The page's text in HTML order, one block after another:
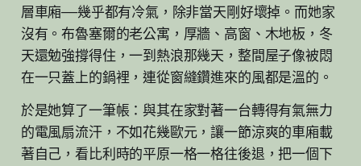
層車廂——幾乎都有冷氣，除非當天剛好壞掉。而她家
沒有。布魯塞爾的老公寓，厚牆、高窗、木地板，冬
天還勉強撐得住，一到熱浪那幾天，整間屋子像被悶
在一只蓋上的鍋裡，連從窗縫鑽進來的風都是溫的。
於是她算了一筆帳：與其在家對著一台轉得有氣無力
的電風扇流汗，不如花幾歐元，讓一節涼爽的車廂載
著自己，看比利時的平原一格一格往後退，把一個下